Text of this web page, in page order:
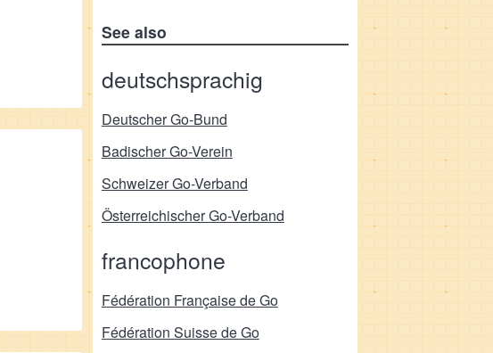
See also
deutschsprachig
Deutscher Go-Bund
Badischer Go-Verein
Schweizer Go-Verband
Österreichischer Go-Verband
francophone
Fédération Française de Go
Fédération Suisse de Go